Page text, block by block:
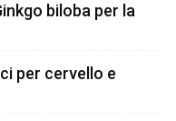
biloba per la
per cervello e